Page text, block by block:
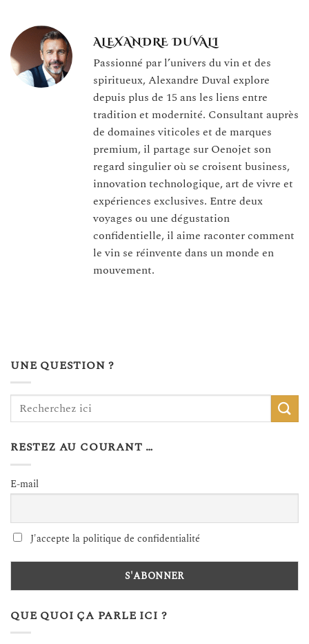
ALEXANDRE DUVALI
Passionné par l’univers du vin et des
spiritueux, Alexandre Duval explore
depuis plus de 15 ans les liens entre
tradition et modernité. Consultant auprès
de domaines viticoles et de marques
premium, il partage sur Oenojet son
regard singulier où se croisent business,
innovation technologique, art de vivre et
expériences exclusives. Entre deux
voyages ou une dégustation
confidentielle, il aime raconter comment
le vin se réinvente dans un monde en
mouvement.
UNE QUESTION ?
RESTEZ AU COURANT …
E-mail
J'accepte la politique de confidentialité
QUE QUOI ÇA PARLE ICI ?